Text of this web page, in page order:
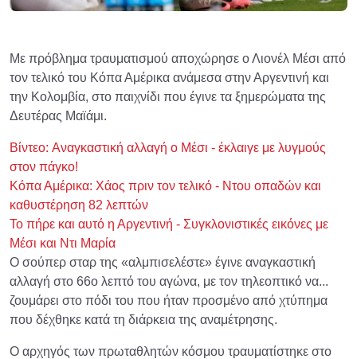
Με πρόβλημα τραυματισμού αποχώρησε ο Λιονέλ Μέσι από
τον τελικό του Κόπα Αμέρικα ανάμεσα στην Αργεντινή και
την Κολομβία, στο παιχνίδι που έγινε τα ξημερώματα της
Δευτέρας Μαϊάμι.
Βίντεο: Aναγκαστική αλλαγή ο Μέσι - έκλαιγε με λυγμούς
στον πάγκο!
Κόπα Αμέρικα: Χάος πριν τον τελικό - Ντου οπαδών και
καθυστέρηση 82 λεπτών
Το πήρε και αυτό η Αργεντινή - Συγκλονιστικές εικόνες με
Μέσι και Ντι Μαρία
Ο σούπερ σταρ της «αλμπισελέστε» έγινε αναγκαστική
αλλαγή στο 66ο λεπτό του αγώνα, με τον τηλεοπτικό να...
ζουμάρει στο πόδι του που ήταν προσμένο από χτύπημα
που δέχθηκε κατά τη διάρκεια της αναμέτρησης.
Ο αρχηγός των πρωταθλητών κόσμου τραυματίστηκε στο